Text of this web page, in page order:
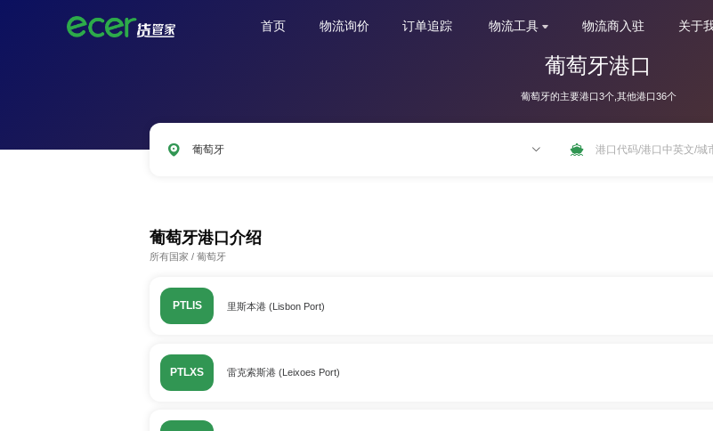
首页 物流询价 订单追踪 物流工具 物流商入驻 关于
葡萄牙港口
葡萄牙的主要港口3个,其他港口36个
葡萄牙
葡萄牙港口介绍
所有国家 / 葡萄牙
PTLIS 里斯本港 (Lisbon Port)
PTLXS 雷克索斯港 (Leixoes Port)